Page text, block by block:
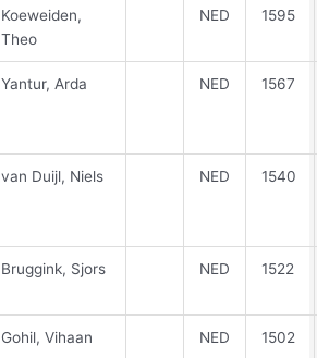
Koeweiden,
Theo
NED 1595
Yantur, Arda NED 1567
van Duijl, Niels NED 1540
Bruggink, Sjors NED 1522
Gohil, Vihaan NED 1502